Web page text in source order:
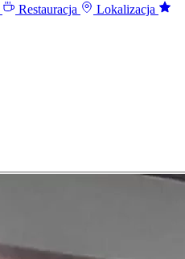
Restauracja
Lokalizacja